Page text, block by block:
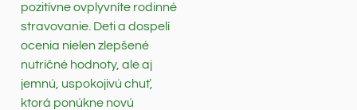
pozitívne ovplyvníte rodinné
stravovanie. Deti a dospelí
ocenia nielen zlepšené
nutričné hodnoty, ale aj
jemnú, uspokojivú chuť,
ktorá ponúkne novú